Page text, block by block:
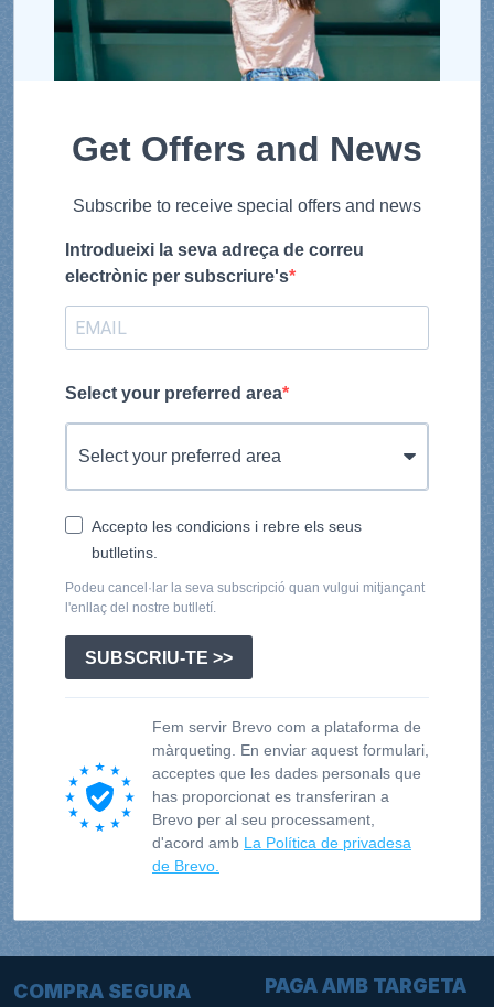
Get Offers and News
Subscribe to receive special offers and news
Introdueixi la seva adreça de correu
electrònic per subscriure's
Select your preferred area
Accepto les condicions i rebre els seus
butlletins.
Podeu cancel·lar la seva subscripció quan vulgui mitjançant
l'enllaç del nostre butlletí.
SUBSCRIU-TE >>
Fem servir Brevo com a plataforma de
màrqueting. En enviar aquest formulari,
acceptes que les dades personals que
has proporcionat es transferiran a
Brevo per al seu processament,
d'acord amb La Política de privadesa
de Brevo.
COMPRA SEGURA PAGA AMB TARGETA